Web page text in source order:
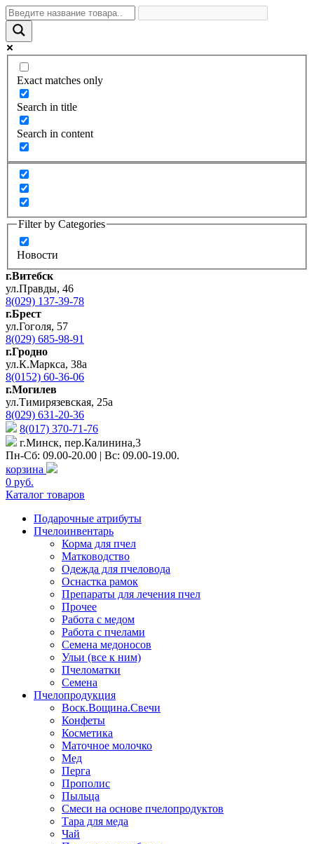
Exact matches only
Search in title
Search in content
Filter by Categories
Новости
г.Витебск
ул.Правды, 46
8(029) 137-39-78
г.Брест
ул.Гоголя, 57
8(029) 685-98-91
г.Гродно
ул.К.Маркса, 38а
8(0152) 60-36-06
г.Могилев
ул.Тимирязевская, 25а
8(029) 631-20-36
8(017) 370-71-76
г.Минск, пер.Калинина,3
Пн-Сб: 09.00-20.00 | Вс: 09.00-19.00.
корзина
0 руб.
Каталог товаров
Подарочные атрибуты
Пчелоинвентарь
Корма для пчел
Матководство
Одежда для пчеловода
Оснастка рамок
Препараты для лечения пчел
Прочее
Работа с медом
Работа с пчелами
Семена медоносов
Ульи (все к ним)
Пчеломатки
Семена
Пчелопродукция
Воск.Вощина.Свечи
Конфеты
Косметика
Маточное молочко
Мед
Перга
Прополис
Пыльца
Смеси на основе пчелопродуктов
Тара для меда
Чай